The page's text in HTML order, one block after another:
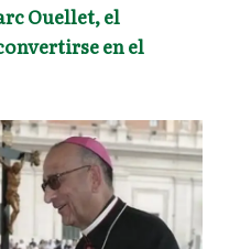
Ouellet, el
en el